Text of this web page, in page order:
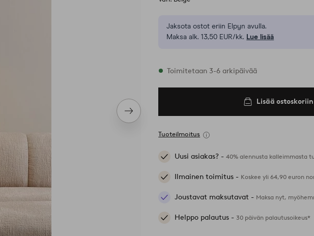
Seuraava
tuote
Jaksota ostot eriin Elpyn avulla.
Maksa alk. 13,50 EUR/kk. Lue lisää
Varastossa
Toimitetaan 3-6 arkipäivää
Lisää ostoskoriin
Tuoteilmoitus
Uusi asiakas? -40% alennusta kalleimmasta
Ilmainen toimitus - Koskee yli 64,90 euron
Joustavat maksutavat - Maksa nyt,
Helppo palautus -30 päivän palautusoikeus*